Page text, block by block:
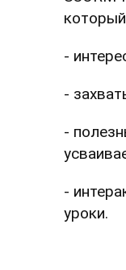
-
-
-
-
уроки.